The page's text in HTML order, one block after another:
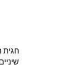
חגית